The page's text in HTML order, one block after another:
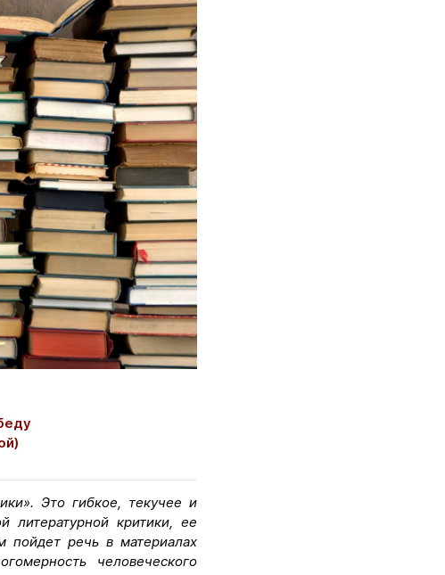
Это гибкое, текучее и
литературной критики, ее
речь в материалах
человеческого